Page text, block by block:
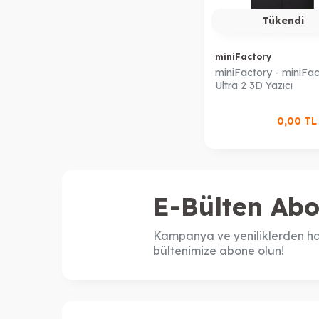
Tükendi
miniFactory
miniFactory -
Ultra 2 3D Yazıcı
0,00 TL
E-Bülten
Kampanya ve yeniliklerden
bültenimize abone olun!